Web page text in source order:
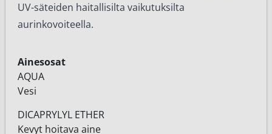
UV-säteiden haitallisilta vaikutuksilta
aurinkovoiteella.
Ainesosat
AQUA
Vesi
DICAPRYLYL ETHER
Kevyt hoitava aine